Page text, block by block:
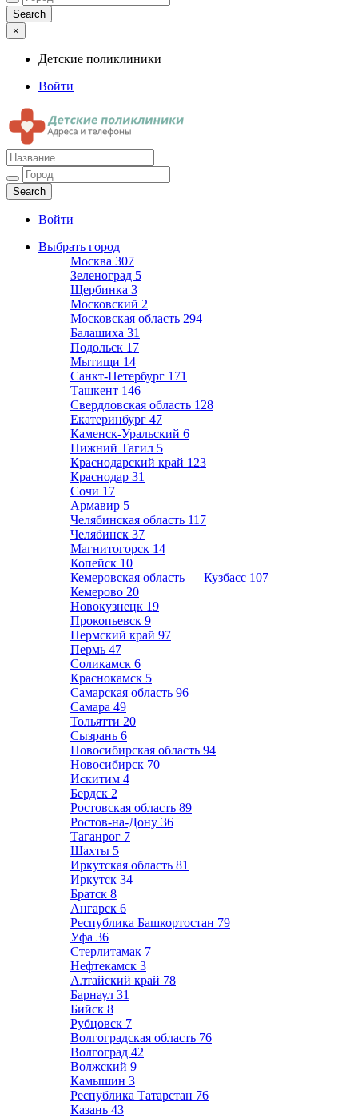
×
Детские поликлиники
Войти
Детские поликлиники
Адреса и телефоны поликлиник
Войти
Выбрать город
Москва 307
Зеленоград 5
Щербинка 3
Московский 2
Московская область 294
Балашиха 31
Подольск 17
Мытищи 14
Санкт-Петербург 171
Ташкент 146
Свердловская область 128
Екатеринбург 47
Каменск-Уральский 6
Нижний Тагил 5
Краснодарский край 123
Краснодар 31
Сочи 17
Армавир 5
Челябинская область 117
Челябинск 37
Магнитогорск 14
Копейск 10
Кемеровская область — Кузбасс 107
Кемерово 20
Новокузнецк 19
Прокопьевск 9
Пермский край 97
Пермь 47
Соликамск 6
Краснокамск 5
Самарская область 96
Самара 49
Тольятти 20
Сызрань 6
Новосибирская область 94
Новосибирск 70
Искитим 4
Бердск 2
Ростовская область 89
Ростов-на-Дону 36
Таганрог 7
Шахты 5
Иркутская область 81
Иркутск 34
Братск 8
Ангарск 6
Республика Башкортостан 79
Уфа 36
Стерлитамак 7
Нефтекамск 3
Алтайский край 78
Барнаул 31
Бийск 8
Рубцовск 7
Волгоградская область 76
Волгоград 42
Волжский 9
Камышин 3
Республика Татарстан 76
Казань 43